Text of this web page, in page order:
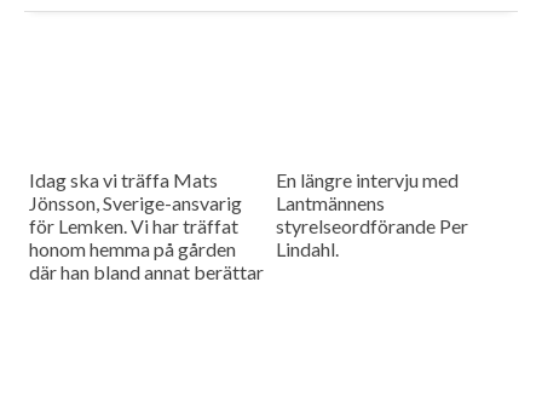
Idag ska vi träffa Mats
Jönsson, Sverige-ansvarig
för Lemken. Vi har träffat
honom hemma på gården
där han bland annat berättar
En längre intervju med
Lantmännens
styrelseordförande Per
Lindahl.